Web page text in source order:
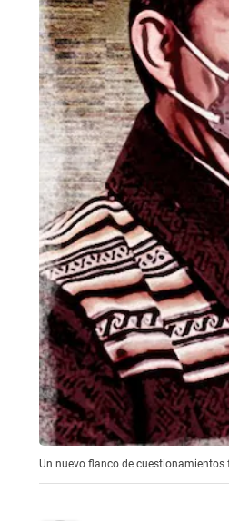
Un nuevo flanco de cuestionamientos